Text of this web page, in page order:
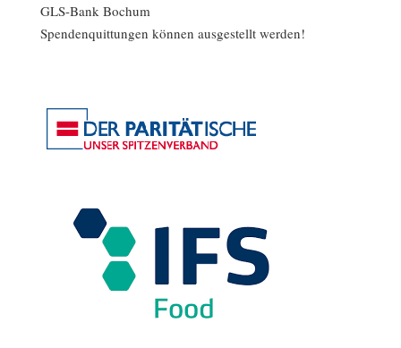
GLS-Bank Bochum
Spendenquittungen können ausgestellt werden!